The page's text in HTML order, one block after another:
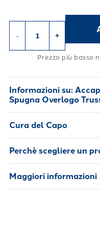
- +
Prezzo più basso
Informazioni su:
Spugna Overlogo
Cura del Capo
Perchè scegliere un
Maggiori informazioni